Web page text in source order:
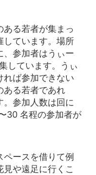
る若者が集まっ
しています。場所
、参加者はうぃー
しています。うぃ
れば参加できない
ある若者であれ
。参加人数は回に
30 名程の参加者が
ースを借りて例
や遠足に行くこ